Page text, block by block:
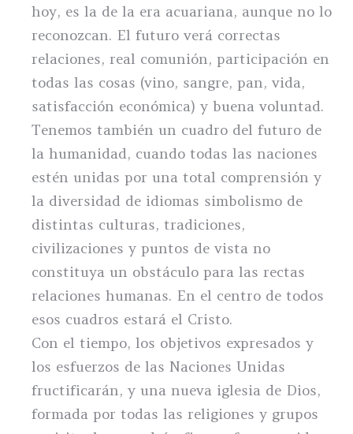
hoy, es la de la era acuariana, aunque no lo
reconozcan. El futuro verá correctas
relaciones, real comunión, participación en
todas las cosas (vino, sangre, pan, vida,
satisfacción económica) y buena voluntad.
Tenemos también un cuadro del futuro de
la humanidad, cuando todas las naciones
estén unidas por una total comprensión y
la diversidad de idiomas simbolismo de
distintas culturas, tradiciones,
civilizaciones y puntos de vista no
constituya un obstáculo para las rectas
relaciones humanas. En el centro de todos
esos cuadros estará el Cristo.
Con el tiempo, los objetivos expresados y
los esfuerzos de las Naciones Unidas
fructificarán, y una nueva iglesia de Dios,
formada por todas las religiones y grupos